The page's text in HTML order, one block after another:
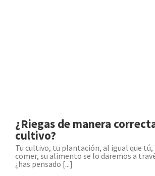
¿Riegas de manera
cultivo?
Tu cultivo, tu plantación, al igual que tú,
comer, su alimento se lo daremos a
¿has pensado [...]